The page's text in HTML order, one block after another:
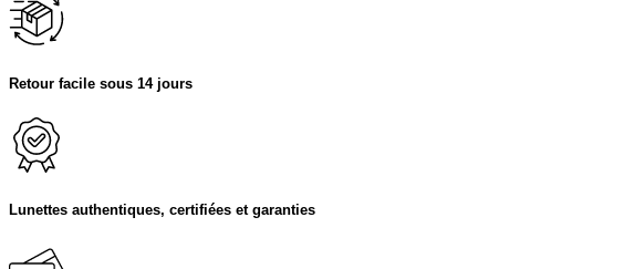
Retour facile sous 14 jours
Lunettes authentiques, certifiées et garanties